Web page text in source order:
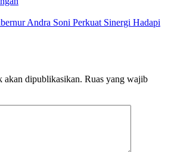
Andra Soni Perkuat Sinergi Hadapi
akan dipublikasikan. Ruas yang wajib